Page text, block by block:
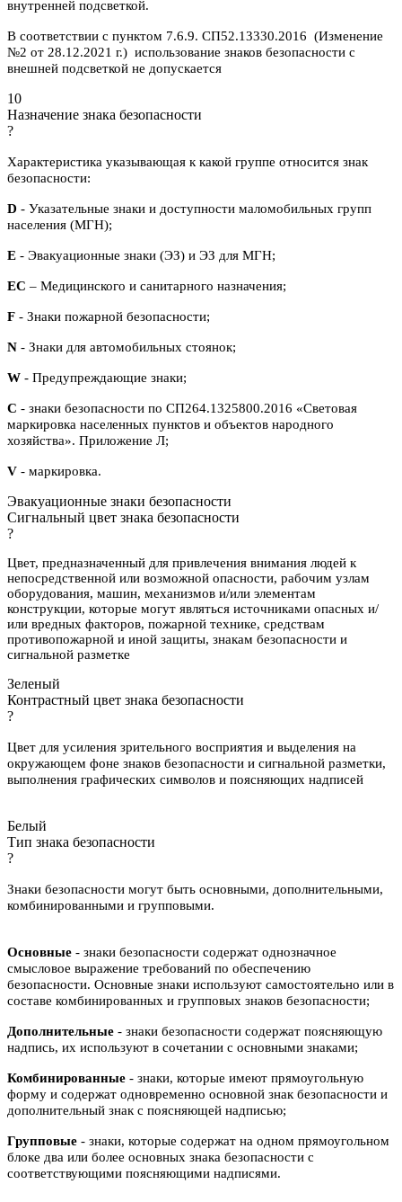
внутренней подсветкой.
В соответствии с пунктом 7.6.9. СП52.13330.2016 (Изменение
№2 от 28.12.2021 г.) использование знаков безопасности с
внешней подсветкой не допускается
10
Назначение знака безопасности
?
Характеристика указывающая к какой группе относится знак
безопасности:
D - Указательные знаки и доступности маломобильных групп
населения (МГН);
E - Эвакуационные знаки (ЭЗ) и ЭЗ для МГН;
ЕС – Медицинского и санитарного назначения;
F - Знаки пожарной безопасности;
N - Знаки для автомобильных стоянок;
W - Предупреждающие знаки;
С - знаки безопасности по СП264.1325800.2016 «Световая
маркировка населенных пунктов и объектов народного
хозяйства». Приложение Л;
V - маркировка.
Эвакуационные знаки безопасности
Сигнальный цвет знака безопасности
?
Цвет, предназначенный для привлечения внимания людей к
непосредственной или возможной опасности, рабочим узлам
оборудования, машин, механизмов и/или элементам
конструкции, которые могут являться источниками опасных и/
или вредных факторов, пожарной технике, средствам
противопожарной и иной защиты, знакам безопасности и
сигнальной разметке
Зеленый
Контрастный цвет знака безопасности
?
Цвет для усиления зрительного восприятия и выделения на
окружающем фоне знаков безопасности и сигнальной разметки,
выполнения графических символов и поясняющих надписей
Белый
Тип знака безопасности
?
Знаки безопасности могут быть основными, дополнительными,
комбинированными и групповыми.
Основные - знаки безопасности содержат однозначное
смысловое выражение требований по обеспечению
безопасности. Основные знаки используют самостоятельно или в
составе комбинированных и групповых знаков безопасности;
Дополнительные - знаки безопасности содержат поясняющую
надпись, их используют в сочетании с основными знаками;
Комбинированные - знаки, которые имеют прямоугольную
форму и содержат одновременно основной знак безопасности и
дополнительный знак с поясняющей надписью;
Групповые - знаки, которые содержат на одном прямоугольном
блоке два или более основных знака безопасности с
соответствующими поясняющими надписями.